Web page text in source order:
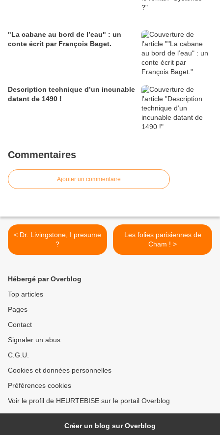
"La cabane au bord de l’eau" : un
conte écrit par François Baget.
Description technique d’un incunable
datant de 1490 !
Commentaires
Ajouter un commentaire
< Dr. Livingstone, I presume
?
Les folies parisiennes de
Cham ! >
Hébergé par Overblog
Top articles
Pages
Contact
Signaler un abus
C.G.U.
Cookies et données personnelles
Préférences cookies
Voir le profil de HEURTEBISE sur le portail Overblog
Créer un blog sur Overblog